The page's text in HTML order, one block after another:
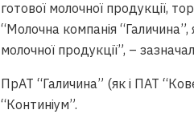
готової молочної продукції,
“Молочна компанія
молочної продукції”, –
ПрАТ “Галичина” (як і ПАТ
“Континіум”.